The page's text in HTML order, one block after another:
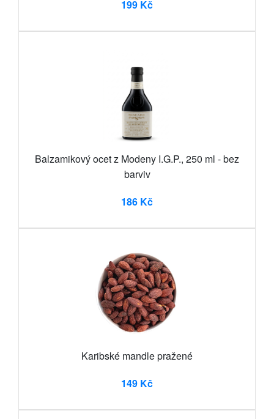
199 Kč
Balzamikový ocet z Modeny I.G.P., 250 ml - bez
barviv
186 Kč
Karibské mandle pražené
149 Kč